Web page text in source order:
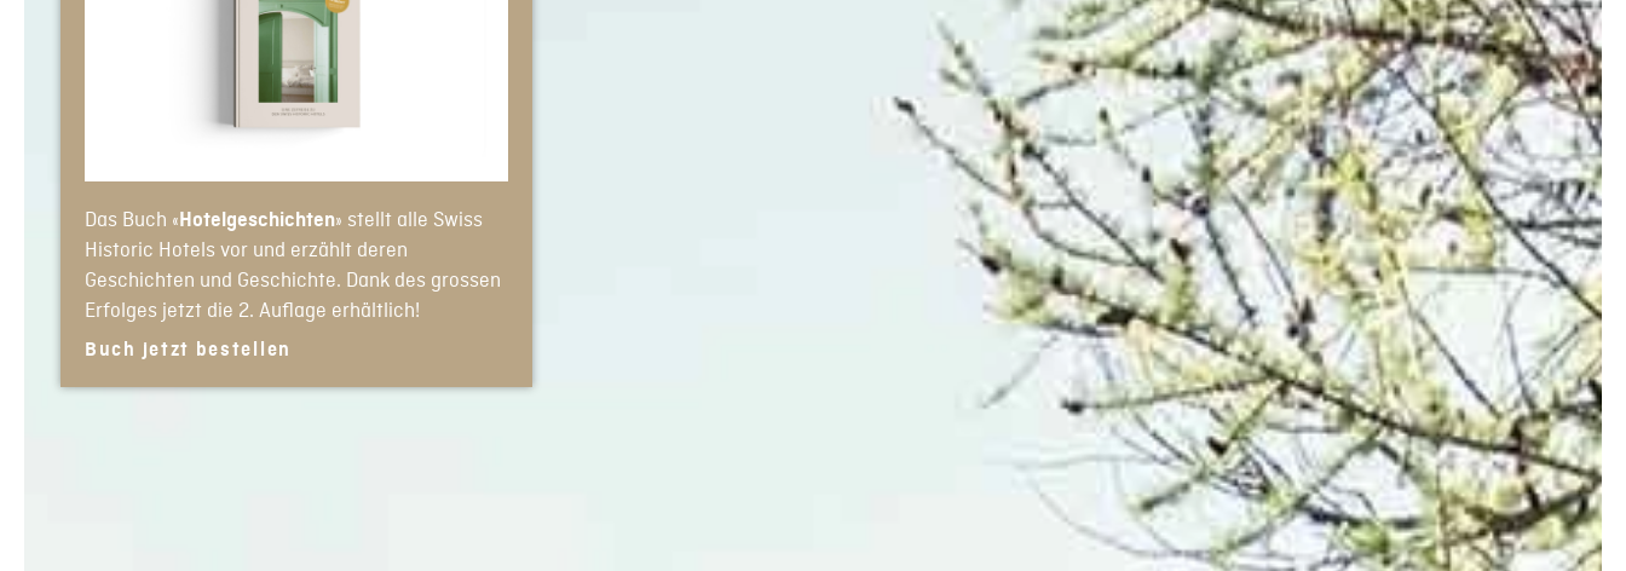
Das Buch « Hotelgeschichten» stellt alle Swiss
Historic Hotels vor und erzählt deren
Geschichten und Geschichte. Dank des grossen
Erfolges jetzt die 2. Auflage erhältlich!
Buch jetzt bestellen